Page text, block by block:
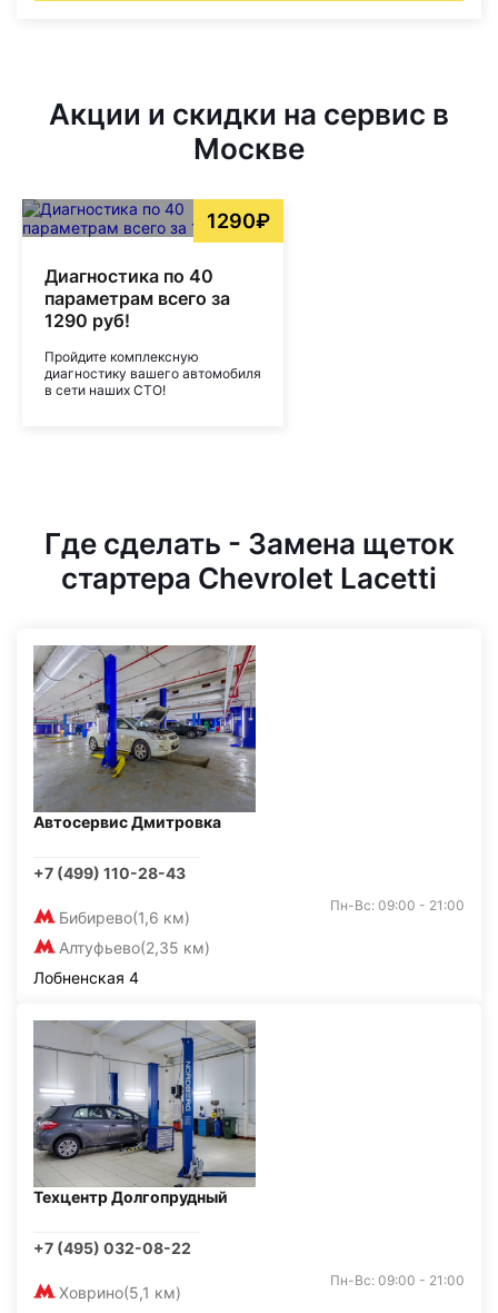
Акции и скидки на сервис в
Москве
1290₽
Диагностика по 40
параметрам всего за
1290 руб!
Пройдите комплексную
диагностику вашего автомобиля
в сети наших СТО!
Где сделать - Замена щеток
стартера Chevrolet Lacetti
Автосервис Дмитровка
+7 (499) 110-28-43
Бибирево(1,6 км)
Алтуфьево(2,35 км)
Пн-Вс: 09:00 - 21:00
Лобненская 4
Техцентр Долгопрудный
+7 (495) 032-08-22
Ховрино(5,1 км)
Пн-Вс: 09:00 - 21:00